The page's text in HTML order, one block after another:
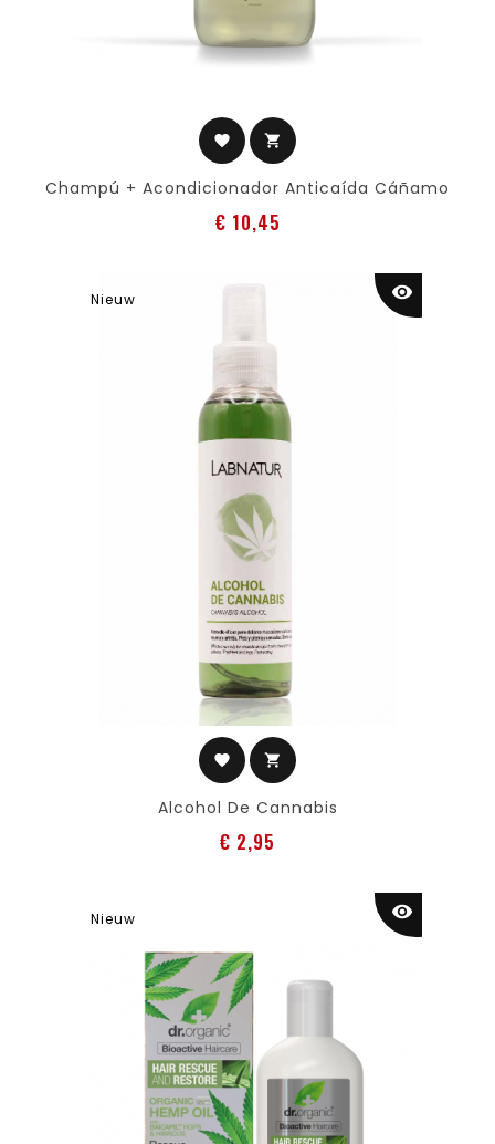
favorite shopping_cart
Champú + Acondicionador Anticaída Cáñamo
€ 10,45
Nieuw
favorite shopping_cart
visibility
Alcohol De Cannabis
€ 2,95
Nieuw visibility